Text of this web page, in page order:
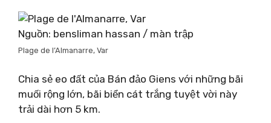
Nguồn: bensliman hassan / màn trập
Plage de l’Almanarre, Var
Chia sẻ eo đất của Bán đảo Giens với những bãi
muối rộng lớn, bãi biển cát trắng tuyệt vời này
trải dài hơn 5 km.